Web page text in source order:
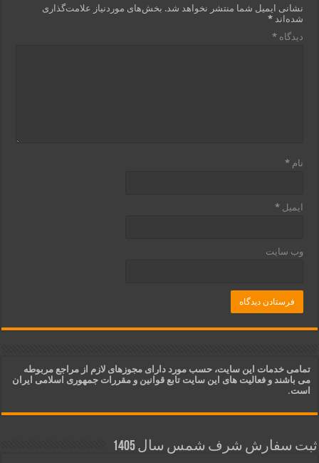
نشانی ایمیل شما منتشر نخواهد شد. بخش‌های موردنیاز علامت‌گذاری
شده‌اند*
دیدگاه*
نام*
ایمیل*
وب‌ سایت
تمامی خدمات این سایت، حسب مورد دارای مجوزهای لازم از مراجع مربوطه
می باشند و فعالیت های این سایت تابع قوانین و مقررات جمهوری اسلامی ایران
است.
ثبت سفارش شرف شمس سال 1405